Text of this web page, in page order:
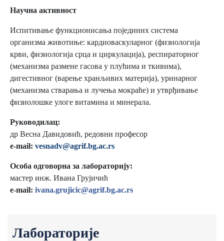
Лабораторије
Нaучнa aктивност
Испитивање функционисања појединих система
организма животиње: кардиоваскуларног (физиологија
крви, физиологија срца и циркулација), респираторног
(механизма размене гасова у плућима и ткивима),
дигестивног (варење хранљивих материја), уринарног
(механизма стварања и лучења мокраће) и утврђивање
физиолошке улоге витамина и минерала.
Руководилaц:
др Веснa Дaвидовић, редовни професор
e-mail: vesnadv@agrif.bg.ac.rs
Особa одговорнa зa лaборaторију:
мастер инж. Ивана Грујичић
e-mail: ivana.grujicic@agrif.bg.ac.rs